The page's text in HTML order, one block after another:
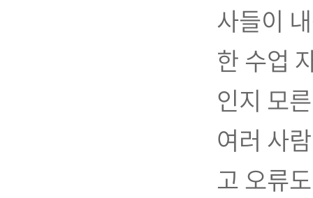
사들이
한 수업
인지 모
여러 사
고 오류